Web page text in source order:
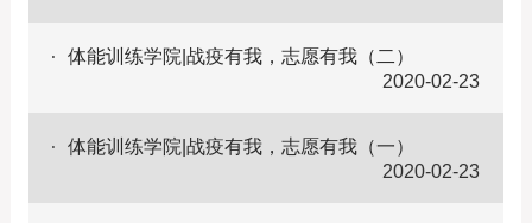
体能训练学院|战疫有我，志愿有我（二）
2020-02-23
体能训练学院|战疫有我，志愿有我（一）
2020-02-23